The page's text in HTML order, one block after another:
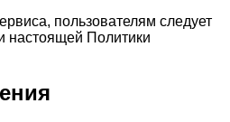
пользователям следует
настоящей Политики